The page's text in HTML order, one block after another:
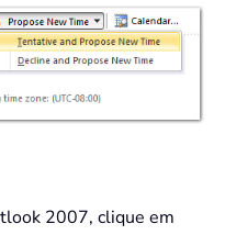
2007, clique em